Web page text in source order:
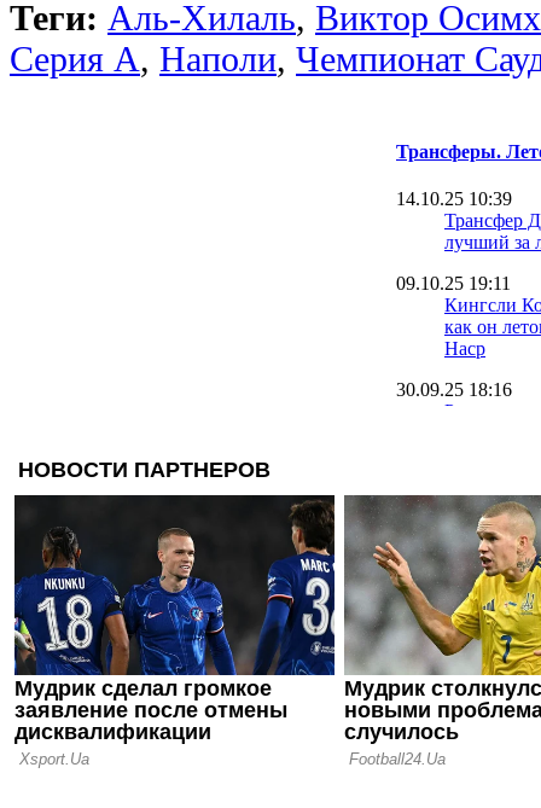
Теги: Аль-Хилаль, Виктор
Серия А, Наполи, Чемпионат
Трансферы.
14.10.25 10:39
Трансфер
лучший за
09.10.25 19:11
Кингсли
как он
Наср
30.09.25 18:16
Оболонь
вратаря на
20.09.25 10:40
Источник:
игрока у